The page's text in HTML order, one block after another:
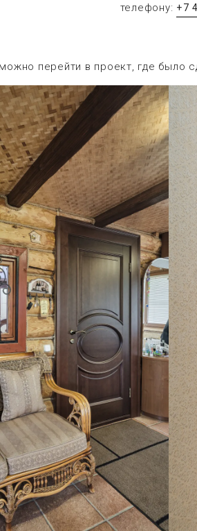
телефону: +7
перейти в проект, где было